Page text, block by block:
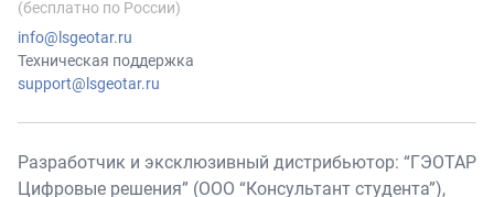
(бесплатно по России)
info@lsgeotar.ru
Техническая поддержка
support@lsgeotar.ru
Разработчик и эксклюзивный дистрибьютор: “ГЭОТАР
Цифровые решения” (ООО “Консультант студента”),